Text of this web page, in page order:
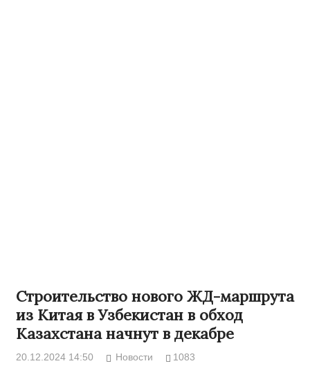
Строительство нового ЖД-маршрута
из Китая в Узбекистан в обход
Казахстана начнут в декабре
20.12.2024 14:50 Новости 1083